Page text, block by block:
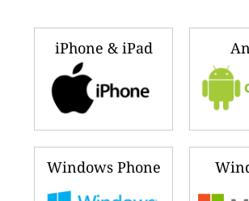
iPhone & iPad
Windows Phone